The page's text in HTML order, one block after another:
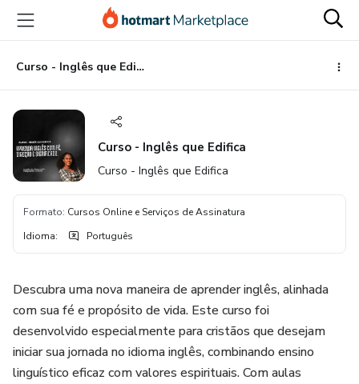
para
conteúdo
principal
para
pagamento
para
rodapé
Curso - Inglês que Edifica
Curso - Inglês que Edifica
Curso - Inglês que Edifica
Formato: Cursos Online e Serviços de Assinatura
Idioma: Português
Descubra uma nova maneira de aprender inglês, alinhada
com sua fé e propósito de vida. Este curso foi
desenvolvido especialmente para cristãos que desejam
iniciar sua jornada no idioma inglês, combinando ensino
linguístico eficaz com valores espirituais. Com aulas